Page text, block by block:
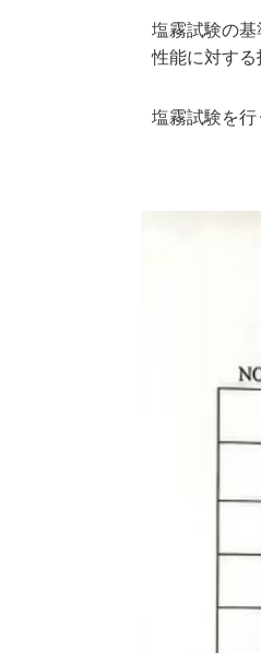
塩霧試験の
性能に対する
塩霧試験を行